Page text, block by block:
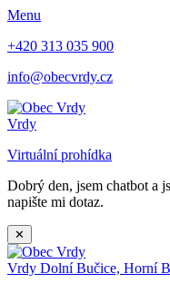
Menu
+420 313 035 900
info@obecvrdy.cz
Vrdy
Virtuální prohídka
Dobrý den, jsem chatbot a
napište mi dotaz.
✕
Vrdy Dolní Bučice, Horní